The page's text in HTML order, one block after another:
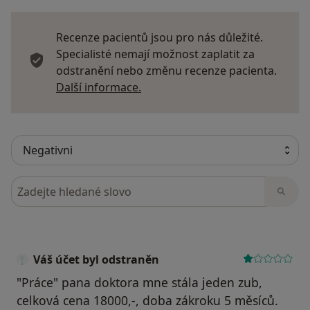
Recenze pacientů jsou pro nás důležité.
Specialisté nemají možnost zaplatit za
odstranění nebo změnu recenze pacienta.
Další informace.
Hledejte v názorech
Váš účet byl odstraněn
"Práce" pana doktora mne stála jeden zub,
celková cena 18000,-, doba zákroku 5 měsíců.